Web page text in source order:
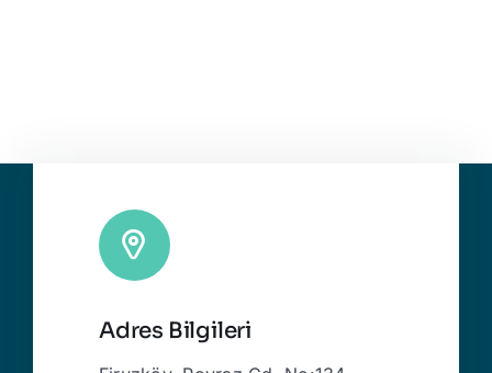
Adres Bilgileri